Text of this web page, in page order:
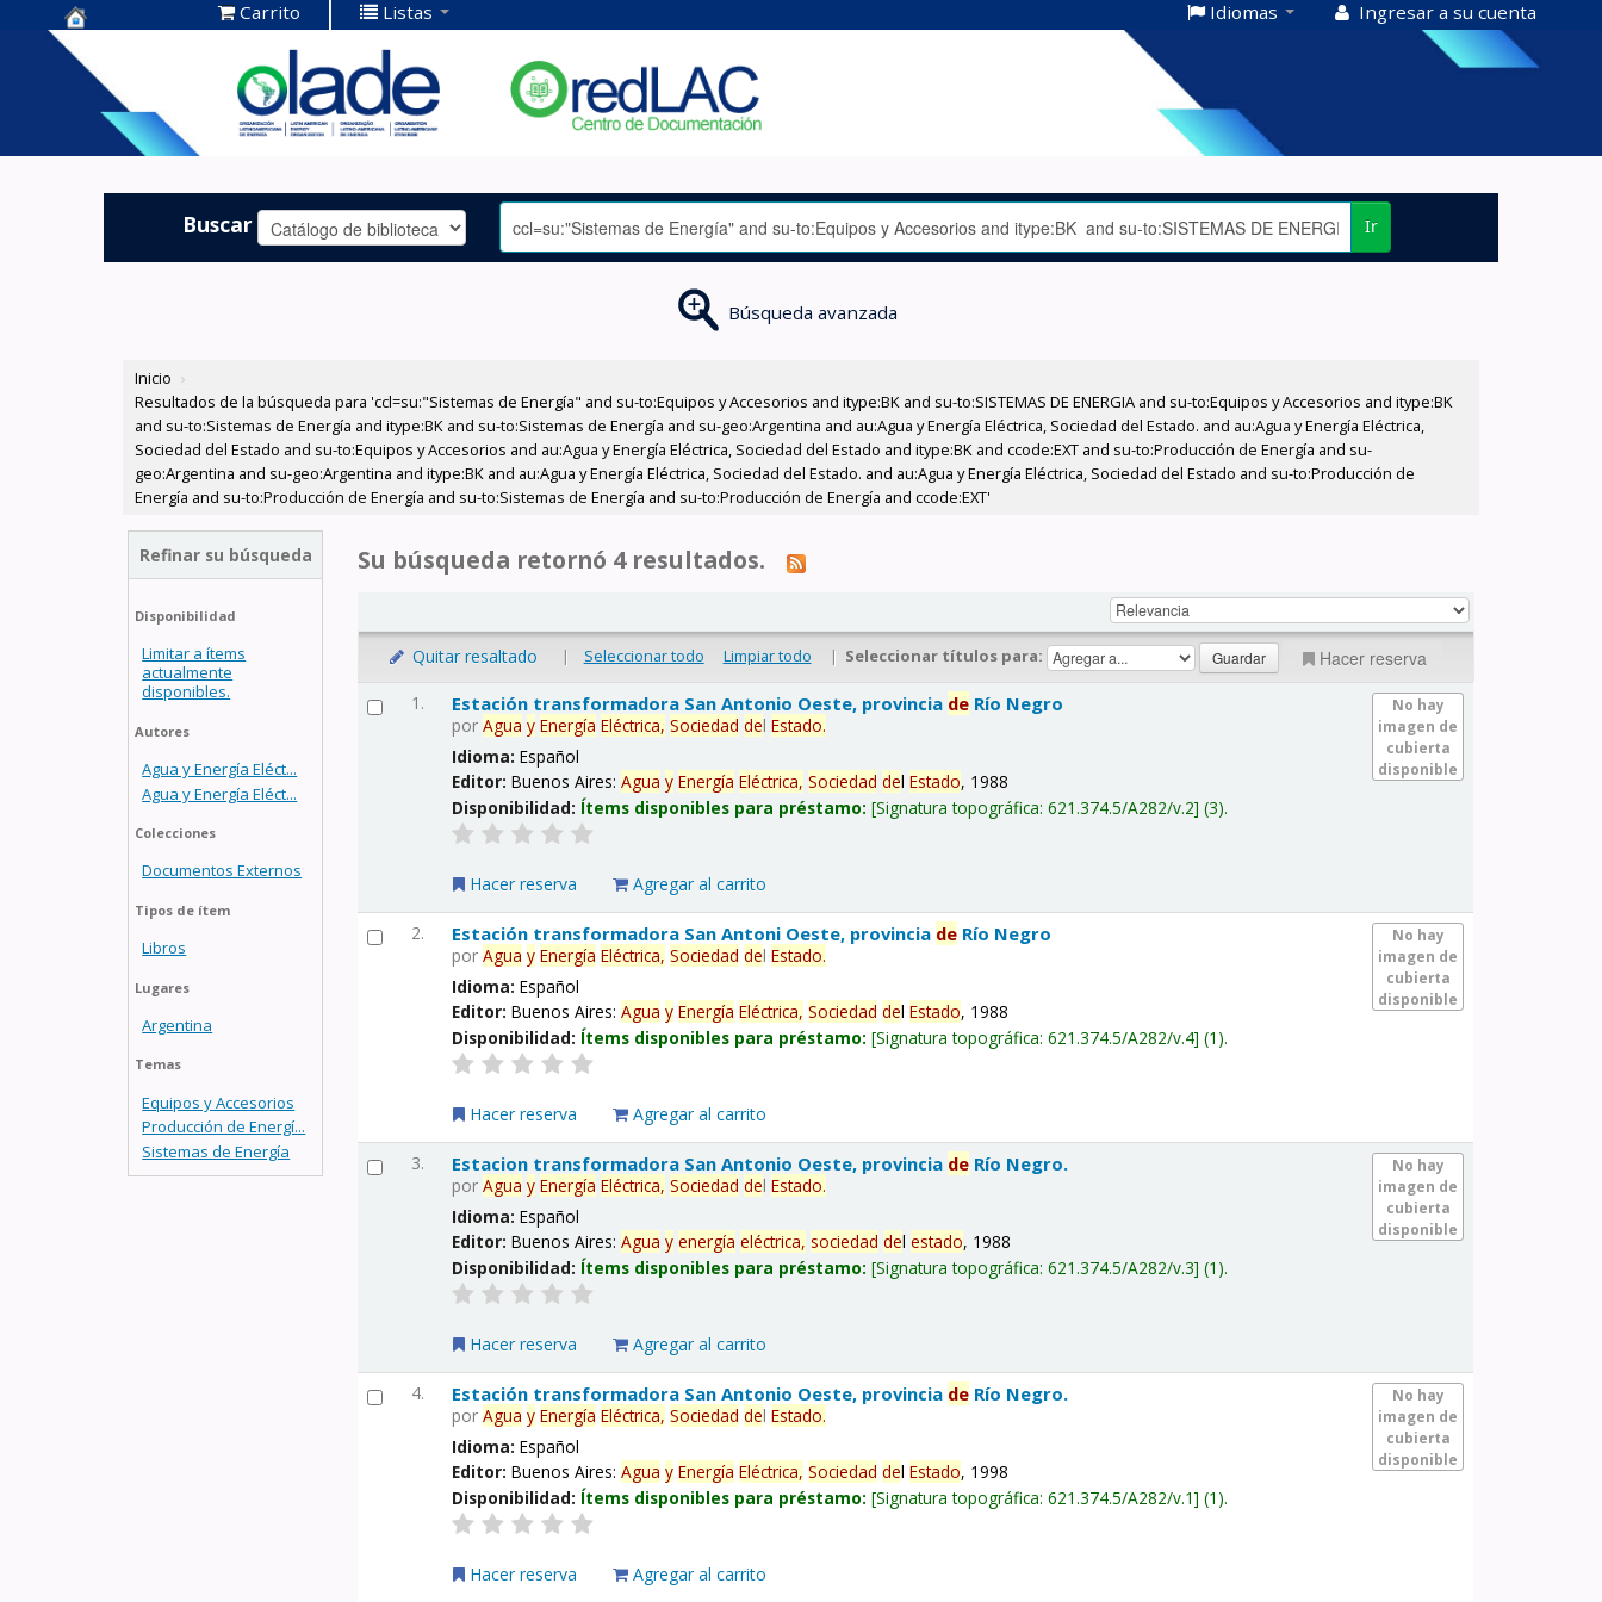
Centro de
Documentación
OLADE -
Carrito Listas Idiomas Ingresar a su cuenta
Buscar Ir
Búsqueda avanzada
Inicio ›
Resultados de la búsqueda para 'ccl=su:"Sistemas de Energía" and su-to:Equipos y Accesorios and itype:BK and su-to:SISTEMAS DE ENERGIA and su-to:Equipos y Accesorios and itype:BK
and su-to:Sistemas de Energía and itype:BK and su-to:Sistemas de Energía and su-geo:Argentina and au:Agua y Energía Eléctrica, Sociedad del Estado. and au:Agua y Energía Eléctrica,
Sociedad del Estado and su-to:Equipos y Accesorios and au:Agua y Energía Eléctrica, Sociedad del Estado and itype:BK and ccode:EXT and su-to:Producción de Energía and su-
geo:Argentina and su-geo:Argentina and itype:BK and au:Agua y Energía Eléctrica, Sociedad del Estado. and au:Agua y Energía Eléctrica, Sociedad del Estado and su-to:Producción de
Energía and su-to:Producción de Energía and su-to:Sistemas de Energía and su-to:Producción de Energía and ccode:EXT'
Refinar su búsqueda
Disponibilidad
Limitar a ítems
actualmente
disponibles.
Autores
Agua y Energía Eléct...
Agua y Energía Eléct...
Colecciones
Documentos Externos
Tipos de ítem
Libros
Lugares
Argentina
Temas
Equipos y Accesorios
Producción de Energí...
Sistemas de Energía
Su búsqueda retornó 4 resultados.
Quitar resaltado | Seleccionar todo Limpiar todo | Seleccionar títulos para: Hacer reserva
1.
No hay
imagen de
cubierta
disponible
Estación transformadora San Antonio Oeste, provincia de Río Negro
porAgua y Energía Eléctrica, Sociedad delEstado.
Idioma:Español
Editor:Buenos Aires:Agua y Energía Eléctrica, Sociedad delEstado, 1988
Disponibilidad: Ítems disponibles para préstamo: Signatura topográfica:621.374.5/A282/v.2 (3).
Hacer reserva Agregar al carrito
2.
No hay
imagen de
cubierta
disponible
Estación transformadora San Antoni Oeste, provincia de Río Negro
porAgua y Energía Eléctrica, Sociedad delEstado.
Idioma:Español
Editor:Buenos Aires:Agua y Energía Eléctrica, Sociedad delEstado, 1988
Disponibilidad: Ítems disponibles para préstamo: Signatura topográfica:621.374.5/A282/v.4 (1).
Hacer reserva Agregar al carrito
3.
No hay
imagen de
cubierta
disponible
Estacion transformadora San Antonio Oeste, provincia de Río Negro.
porAgua y Energía Eléctrica, Sociedad delEstado.
Idioma:Español
Editor:Buenos Aires:Agua y energía eléctrica, sociedad delestado, 1988
Disponibilidad: Ítems disponibles para préstamo: Signatura topográfica:621.374.5/A282/v.3 (1).
Hacer reserva Agregar al carrito
4.
No hay
imagen de
cubierta
disponible
Estación transformadora San Antonio Oeste, provincia de Río Negro.
porAgua y Energía Eléctrica, Sociedad delEstado.
Idioma:Español
Editor:Buenos Aires:Agua y Energía Eléctrica, Sociedad delEstado, 1998
Disponibilidad: Ítems disponibles para préstamo: Signatura topográfica:621.374.5/A282/v.1 (1).
Hacer reserva Agregar al carrito